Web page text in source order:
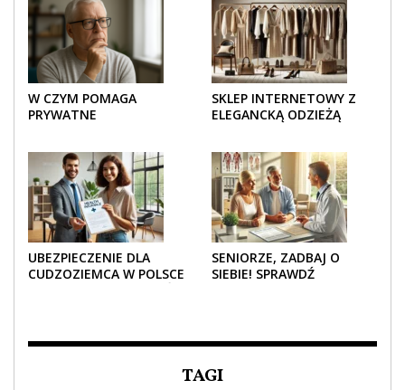
W CZYM POMAGA
PRYWATNE
SKLEP INTERNETOWY Z
ELEGANCKĄ ODZIEŻĄ
UBEZPIECZENIE DLA
CUDZOZIEMCA W POLSCE
SENIORZE, ZADBAJ O
SIEBIE! SPRAWDŹ
TAGI